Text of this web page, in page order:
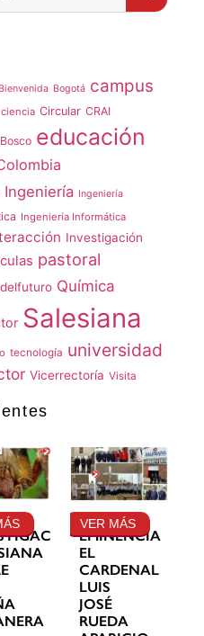
Bienvenida Bogotá campus
ciencia Circular CRAI
educación
Ingeniería Ingeniería
Ingeniería Informática
Investigación
pastoral
Química
Salesiana
tecnología universidad
Vicerrectoría Visita
SU
EMINENCIA
EL
CARDENAL
LUIS
JOSÉ
RUEDA
VER MÁS